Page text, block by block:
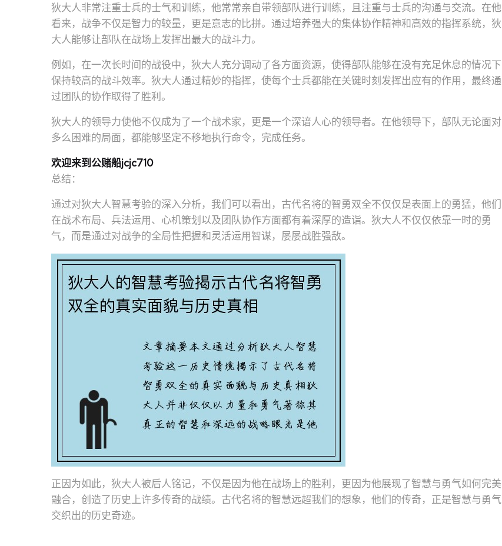
狄大人非常注重士兵的士气和训练，他常常亲自带领部队进行训练，且注重与士兵的沟通与交流。在他
看来，战争不仅是智力的较量，更是意志的比拼。通过培养强大的集体协作精神和高效的指挥系统，狄
大人能够让部队在战场上发挥出最大的战斗力。
例如，在一次长时间的战役中，狄大人充分调动了各方面资源，使得部队能够在没有充足休息的情况下
保持较高的战斗效率。狄大人通过精妙的指挥，使每个士兵都能在关键时刻发挥出应有的作用，最终通
过团队的协作取得了胜利。
狄大人的领导力使他不仅成为了一个战术家，更是一个深谙人心的领导者。在他领导下，部队无论面对
多么困难的局面，都能够坚定不移地执行命令，完成任务。
欢迎来到公赌船jcjc710
总结：
通过对狄大人智慧考验的深入分析，我们可以看出，古代名将的智勇双全不仅仅是表面上的勇猛，他们
在战术布局、兵法运用、心机策划以及团队协作方面都有着深厚的造诣。狄大人不仅仅依靠一时的勇
气，而是通过对战争的全局性把握和灵活运用智谋，屡屡战胜强敌。
正因为如此，狄大人被后人铭记，不仅是因为他在战场上的胜利，更因为他展现了智慧与勇气如何完美
融合，创造了历史上许多传奇的战绩。古代名将的智慧远超我们的想象，他们的传奇，正是智慧与勇气
交织出的历史奇迹。